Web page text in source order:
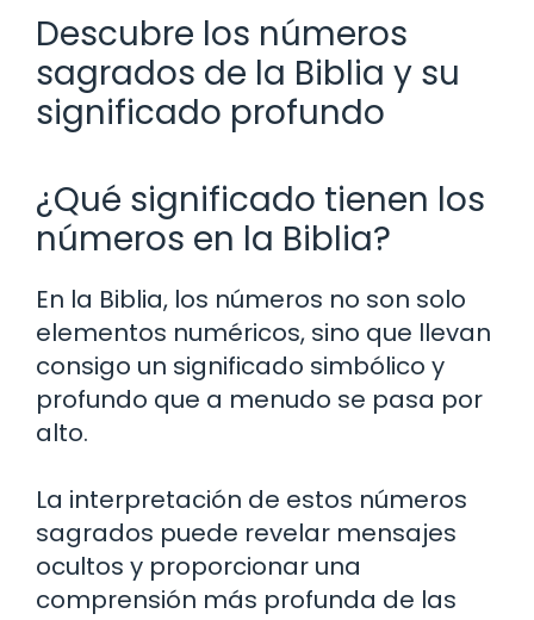
Descubre los números
sagrados de la Biblia y su
significado profundo
¿Qué significado tienen los
números en la Biblia?
En la Biblia, los números no son solo
elementos numéricos, sino que llevan
consigo un significado simbólico y
profundo que a menudo se pasa por
alto.
La interpretación de estos números
sagrados puede revelar mensajes
ocultos y proporcionar una
comprensión más profunda de las